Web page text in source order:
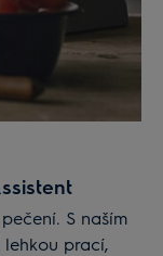
S naším
prací,